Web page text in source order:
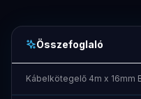
Összefoglaló
Kábelkötegelő 4m x 16mm